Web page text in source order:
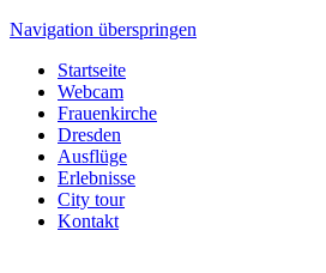
Navigation überspringen
Startseite
Webcam
Frauenkirche
Dresden
Ausflüge
Erlebnisse
City tour
Kontakt